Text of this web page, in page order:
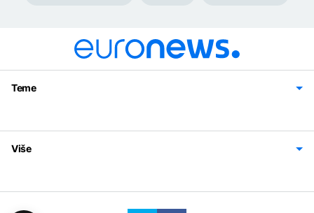
Teme
Svijet
Sport
Magazin
Više
Politika privatnosti
Uslovi korišćenja